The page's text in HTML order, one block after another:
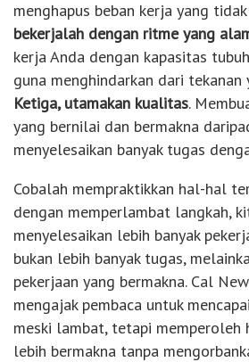
menghapus beban kerja yang
bekerjalah dengan ritme yang
kerja Anda dengan kapasitas
guna menghindarkan dari tekanan
Ketiga, utamakan kualitas.
yang bernilai dan bermakna
menyelesaikan banyak tugas
Cobalah mempraktikkan hal-hal
dengan memperlambat langkah,
menyelesaikan lebih banyak
bukan lebih banyak tugas,
pekerjaan yang bermakna. Cal
mengajak pembaca untuk
meski lambat, tetapi memperoleh
lebih bermakna tanpa